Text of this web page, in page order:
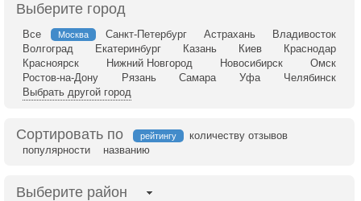
Выберите город
Все Москва Санкт-Петербург Астрахань
Владивосток
Волгоград
Екатеринбург Казань Киев
Краснодар
Красноярск
Нижний Новгород Новосибирск
Омск
Ростов-на-Дону
Рязань Самара Уфа
Челябинск
Выбрать другой город
Сортировать по рейтингу
количеству отзывов
популярности
названию
Выберите район